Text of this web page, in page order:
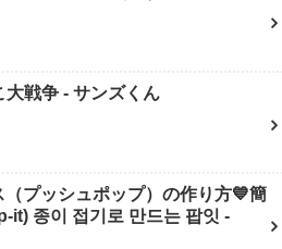
戦争 - サンズくん
プッシュポップ）の作り方💙簡
종이 접기로 만드는 팝잇 -